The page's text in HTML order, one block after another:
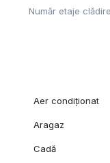
Număr etaje clădire
Aer condiționat
Aragaz
Cadă